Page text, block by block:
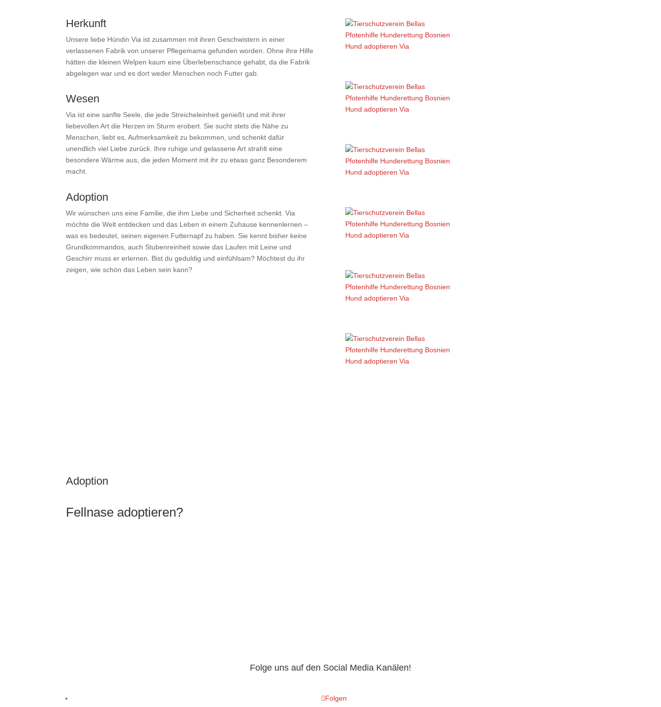
Herkunft
Unsere liebe Hündin Via ist zusammen mit ihren Geschwistern in einer
verlassenen Fabrik von unserer Pflegemama gefunden worden. Ohne ihre Hilfe
hätten die kleinen Welpen kaum eine Überlebenschance gehabt, da die Fabrik
abgelegen war und es dort weder Menschen noch Futter gab.
Wesen
Via ist eine sanfte Seele, die jede Streicheleinheit genießt und mit ihrer
liebevollen Art die Herzen im Sturm erobert. Sie sucht stets die Nähe zu
Menschen, liebt es, Aufmerksamkeit zu bekommen, und schenkt dafür
unendlich viel Liebe zurück. Ihre ruhige und gelassene Art strahlt eine
besondere Wärme aus, die jeden Moment mit ihr zu etwas ganz Besonderem
macht.
Adoption
Wir wünschen uns eine Familie, die ihm Liebe und Sicherheit schenkt. Via
möchte die Welt entdecken und das Leben in einem Zuhause kennenlernen –
was es bedeutet, seinen eigenen Futternapf zu haben. Sie kennt bisher keine
Grundkommandos, auch Stubenreinheit sowie das Laufen mit Leine und
Geschirr muss er erlernen. Bist du geduldig und einfühlsam? Möchtest du ihr
zeigen, wie schön das Leben sein kann?
Adoption
Fellnase adoptieren?
Folge uns auf den Social Media Kanälen!
Folgen